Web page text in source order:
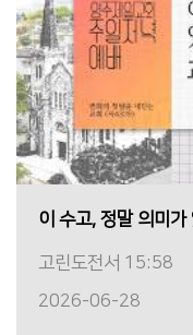
이 수고, 정말 의미가
고린도전서 15:58
2026-06-28